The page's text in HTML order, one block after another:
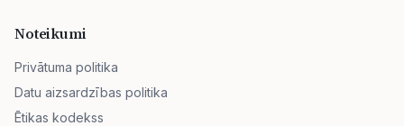
Noteikumi
Privātuma politika
Datu aizsardzības politika
Ētikas kodekss